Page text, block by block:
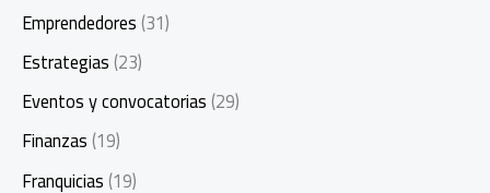
Emprendedores(31)
Estrategias(23)
Eventos y convocatorias(29)
Finanzas(19)
Franquicias(19)